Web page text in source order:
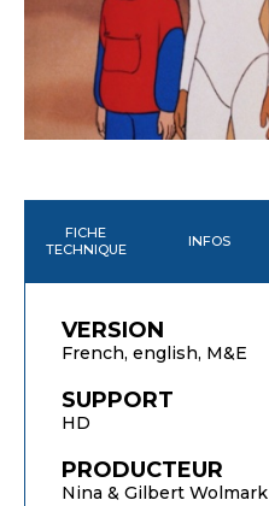
FICHE
TECHNIQUE
INFOS
VERSION
French, english, M&E
SUPPORT
HD
PRODUCTEUR
Nina & Gilbert Wolmark